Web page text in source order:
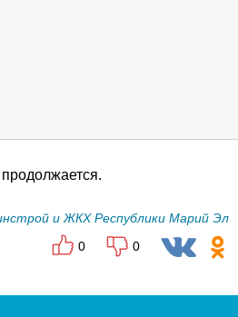
и ЖКХ Республики Марий Эл
0
0